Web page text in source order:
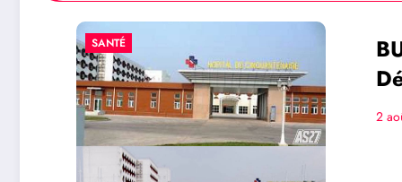
SANTÉ SOCIÉTÉ
2 août 2026